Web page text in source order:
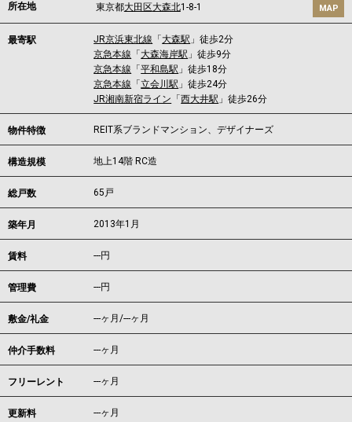
所在地 東京都大田区大森北1-8-1 MAP
最寄駅 JR京浜東北線 「 大森駅 」徒歩2分
京急本線 「 大森海岸駅 」徒歩9分
京急本線 「平和島駅 」徒歩18分
京急本線 「立会川駅 」徒歩24分
JR湘南新宿ライン 「西大井駅 」徒歩26分
物件特徴 REIT系ブランドマンション、デザイナーズ
構造規模 地上14階 RC造
総戸数 65戸
築年月 2013年1月
賃料 ---円
管理費 ---円
敷金/礼金 ---ヶ月/---ヶ月
仲介手数料 ---ヶ月
フリーレント ---ヶ月
更新料 ---ヶ月